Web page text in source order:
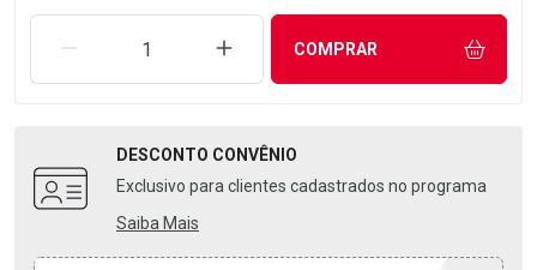
REMOVER UMA UNIDADEAUMENTAR UMA UNIDADE
COMPRAR
DESCONTO CONVÊNIO
Exclusivo para clientes cadastrados no programa
Saiba Mais